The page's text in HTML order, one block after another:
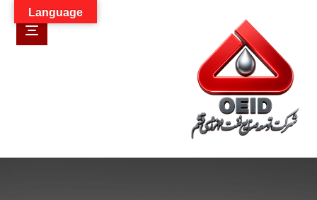
Language